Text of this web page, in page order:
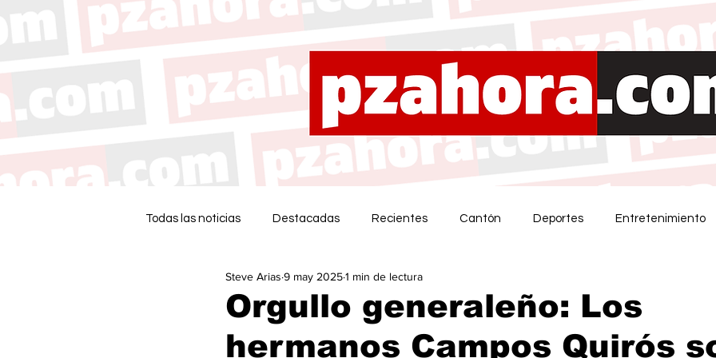
Todas las noticias Destacadas Recientes Cantón Deportes Entretenimiento
Orgullo generaleño: Los
hermanos Campos Quirós
Steve Arias 9 may 20251 min de lectura